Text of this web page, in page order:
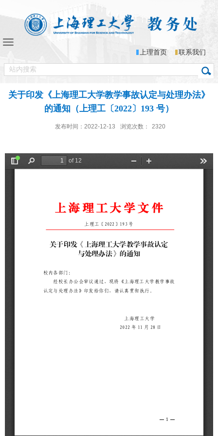
上理首页 联系我们
关于印发《上海理工大学教学事故认定与处理办法》
的通知（上理工〔2022〕193 号）
发布时间：2022-12-13 浏览次数： 2320